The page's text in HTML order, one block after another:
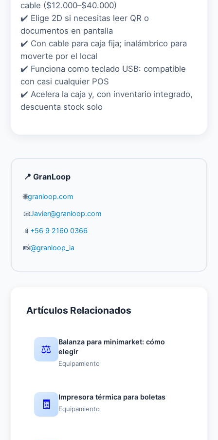
cable ($12.000–$40.000)
✔️ Elige 2D si necesitas leer QR o
documentos en pantalla
✔️ Con cable para caja fija; inalámbrico para
moverte por el local
✔️ Funciona como teclado USB: compatible
con casi cualquier POS
✔️ Acelera la caja y, con inventario integrado,
descuenta stock solo
📍 GranLoop
🌐granloop.com
📧Javier@granloop.com
📱 +56 9 2160 0366
📸@granloop_ia
Artículos Relacionados
⚖️
Balanza para minimarket: cómo
elegir
Equipamiento
🧾
Impresora térmica para boletas
Equipamiento